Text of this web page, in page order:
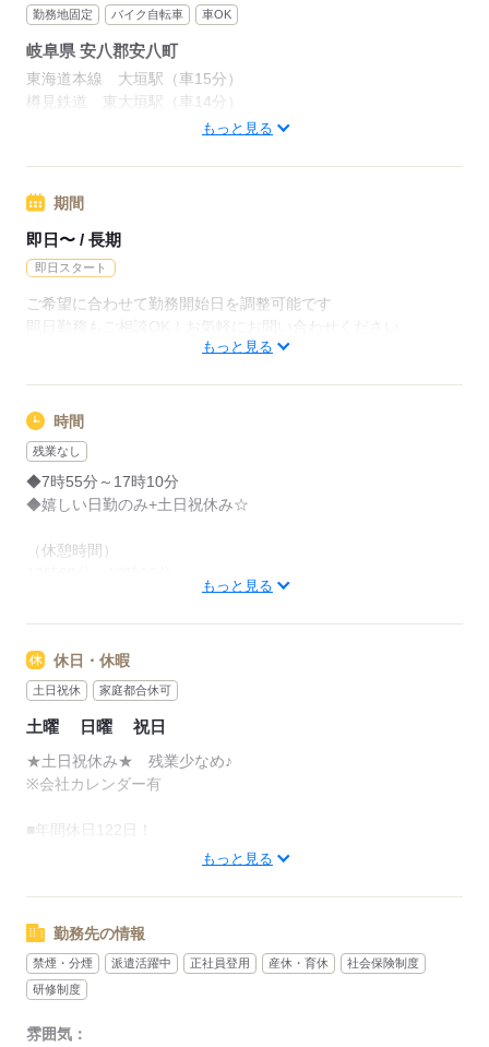
【交通費】
※規定あり（1日600円上限）
※車・バイク・自転車通勤OK
※敷地内無料駐車場完備
応募する
勤務地固定 バイク自転車 車OK
岐阜県 安八郡安八町
東海道本線 大垣駅（車15分）
樽見鉄道 東大垣駅（車14分）
東海道本線 岐阜駅（車25分）
安八インターから車で10分
もっと見る
期間
即日〜 / 長期
即日スタート
ご希望に合わせて勤務開始日を調整可能です
即日勤務もご相談OK！お気軽にお問い合わせください
在職中の方もお気軽にご相談ください
もっと見る
時間
残業なし
◆7時55分～17時10分
◆嬉しい日勤のみ+土日祝休み☆
（休憩時間）
◆実働8時間00分
≪とある日の1日のスケジュール≫
7：55
食堂でもどこかへ食事へ出かけても
どちらも過ごしやすい雰囲気です◎
13：00
もっと見る
休日・休暇
土日祝休 家庭都合休可
土曜 日曜 祝日
★土日祝休み★ 残業少なめ♪
※会社カレンダー有
■年間休日122日！
■年末年始休暇（1週間程度）
■年次有給休暇（半年間お仕事すると10日間付与）
もっと見る
勤務先の情報
禁煙・分煙 派遣活躍中 正社員登用 産休・育休
社会保険制度
研修制度
雰囲気：